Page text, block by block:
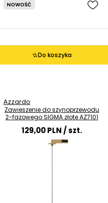
Do koszyka
NOWOŚĆ
Azzardo
Zawieszenie do szynoprzewodu
2-fazowego SIGMA złote AZ7101
129,00 PLN/ szt.